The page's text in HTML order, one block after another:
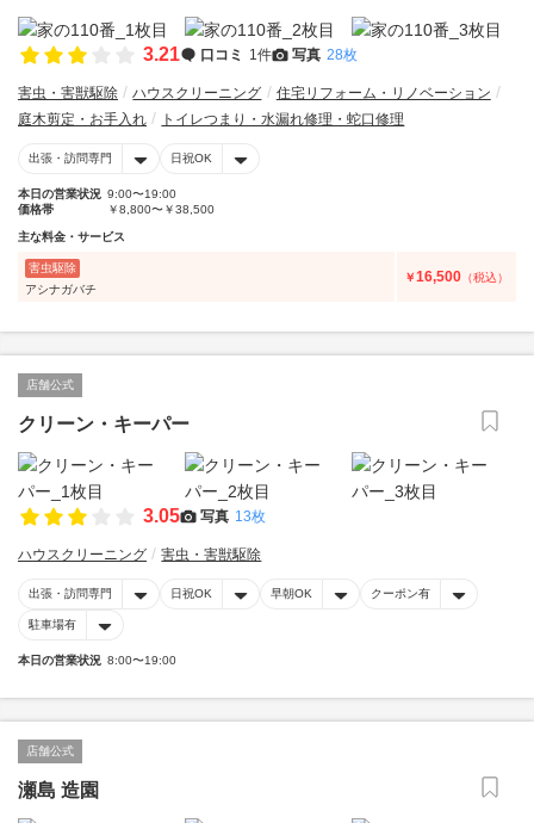
3.21 口コミ 1件 写真 28枚
害虫・害獣駆除 ハウスクリーニング
住宅リフォーム・リノベーション
庭木剪定・お手入れ
トイレつまり・水漏れ修理・蛇口修理
出張・訪問専門 日祝OK
本日の営業状況 9:00〜19:00
価格帯
￥8,800〜￥38,500
主な料金・サービス
害虫駆除
アシナガバチ
￥16,500 （税込）
店舗公式
クリーン・キーパー
3.05 写真 13枚
ハウスクリーニング 害虫・害獣駆除
出張・訪問専門 日祝OK 早朝OK クーポン有
駐車場有
本日の営業状況 8:00〜19:00
店舗公式
瀬島 造園